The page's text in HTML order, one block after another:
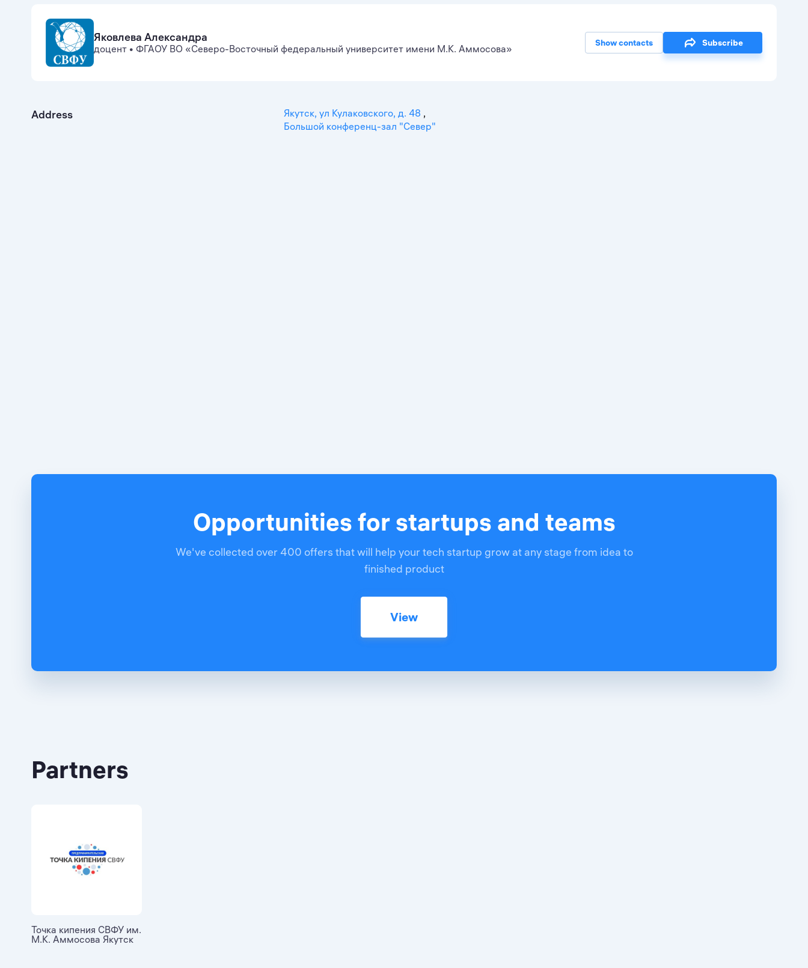
Яковлева Александра
доцент • ФГАОУ ВО «Северо-Восточный федеральный университет имени М.К. Аммосова» Show contacts Subscribe
Address Якутск, ул Кулаковского, д. 48 ,
Большой конференц-зал "Север"
Opportunities for startups and teams
We've collected over 400 offers that will help your tech startup grow at any stage from idea to
finished product
View
Partners
Точка кипения СВФУ им.
М.К. Аммосова Якутск